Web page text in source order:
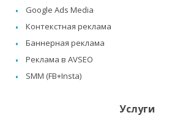
Google Ads Media
Контекстная реклама
Баннерная реклама
Реклама в AVSEO
SMM (FB+Insta)
Услуги